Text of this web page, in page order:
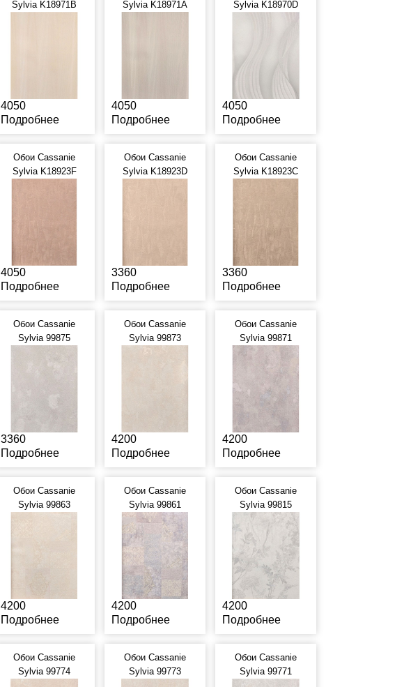
Sylvia K18971B
4050
Подробнее
Sylvia K18971A
4050
Подробнее
Sylvia K18970D
4050
Подробнее
Обои Cassanie
Sylvia K18923F
4050
Подробнее
Обои Cassanie
Sylvia K18923D
3360
Подробнее
Обои Cassanie
Sylvia K18923C
3360
Подробнее
Обои Cassanie
Sylvia 99875
3360
Подробнее
Обои Cassanie
Sylvia 99873
4200
Подробнее
Обои Cassanie
Sylvia 99871
4200
Подробнее
Обои Cassanie
Sylvia 99863
4200
Подробнее
Обои Cassanie
Sylvia 99861
4200
Подробнее
Обои Cassanie
Sylvia 99815
4200
Подробнее
Обои Cassanie
Sylvia 99774
Обои Cassanie
Sylvia 99773
Обои Cassanie
Sylvia 99771